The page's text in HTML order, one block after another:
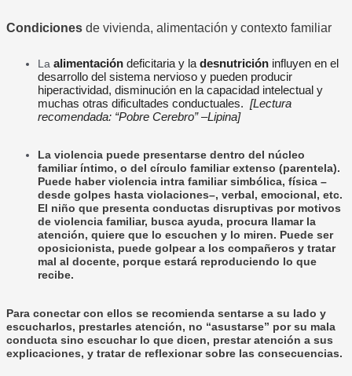
Condiciones de vivienda, alimentación y contexto familiar
La alimentación deficitaria y la desnutrición influyen en el
desarrollo del sistema nervioso y pueden producir
hiperactividad, disminución en la capacidad intelectual y
muchas otras dificultades conductuales. [Lectura
recomendada: “Pobre Cerebro” –Lipina]
La violencia puede presentarse dentro del núcleo
familiar íntimo, o del círculo familiar extenso (parentela).
Puede haber violencia intra familiar simbólica, física –
desde golpes hasta violaciones–, verbal, emocional, etc.
El niño que presenta conductas disruptivas por motivos
de violencia familiar, busca ayuda, procura llamar la
atención, quiere que lo escuchen y lo miren. Puede ser
oposicionista, puede golpear a los compañeros y tratar
mal al docente, porque estará reproduciendo lo que
recibe.
Para conectarcon ellos se recomienda sentarse a su lado y
escucharlos, prestarles atención, no “asustarse” por su mala
conducta sino escuchar lo que dicen, prestar atención a sus
explicaciones, y tratar de reflexionar sobre las consecuencias.